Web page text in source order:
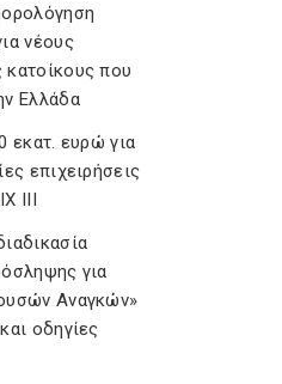
νέους
που
Ελλάδα
εκατ. ευρώ για
επιχειρήσεις
ΙΙΙ
για
Αναγκών»
οδηγίες